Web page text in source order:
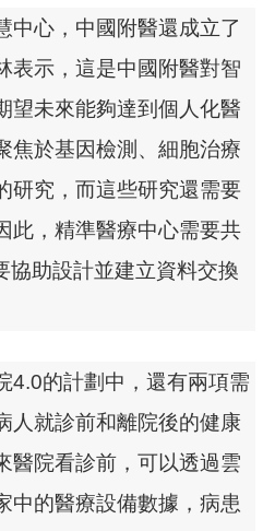
中心，中國附醫還成立了
表示，這是中國附醫對智
望未來能夠達到個人化醫
焦於基因檢測、細胞治療
研究，而這些研究還需要
此，精準醫療中心需要共
協助設計並建立資料交換
4.0的計劃中，還有兩項需
人就診前和離院後的健康
醫院看診前，可以透過雲
中的醫療設備數據，病患